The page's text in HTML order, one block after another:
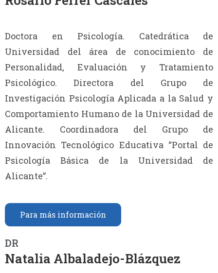
Doctora en Psicología. Catedrática de
Universidad del área de conocimiento de
Personalidad, Evaluación y Tratamiento
Psicológico. Directora del Grupo de
Investigación Psicología Aplicada a la Salud y
Comportamiento Humano de la Universidad de
Alicante. Coordinadora del Grupo de
Innovación Tecnológico Educativa “Portal de
Psicología Básica de la Universidad de
Alicante”.
Para más información
DR
Natalia Albaladejo-Blázquez